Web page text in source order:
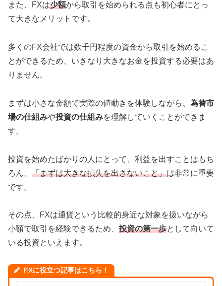
また、FXは少額から取引を始められる点も初心者にとっ
て大きなメリットです。
多くのFX会社では数千円程度の資金から取引を始めるこ
とができるため、いきなり大きなお金を投資する必要はあ
りません。
まずは小さな金額で実際の値動きを体験しながら、 為替市
場の仕組みや投資の仕組みを理解していくことができま
す。
投資を始めたばかりの人にとって、利益を出すことはもち
ろん、 「まずは大きな損失を出さないこと」は非常に重要
です。
その点、FXは通貨という比較的身近な対象を扱いながら
小額で取引を経験できるため、 投資の第一歩として向いて
いる投資といえます。
FXに役立つ記事はこちら！